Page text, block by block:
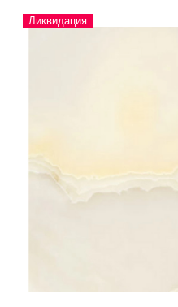
Ликвидация